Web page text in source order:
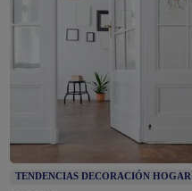
TENDENCIAS DECORACIÓN HOGAR